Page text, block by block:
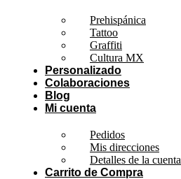
Prehispánica
Tattoo
Graffiti
Cultura MX
Personalizado
Colaboraciones
Blog
Mi cuenta
Pedidos
Mis direcciones
Detalles de la cuenta
Carrito de Compra